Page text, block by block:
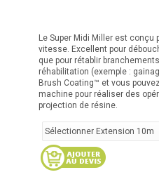
Le Super Midi Miller est conçu
vitesse. Excellent pour
que pour rétablir
réhabilitation (exemple :
Brush Coating™ et vous
machine pour réaliser des
projection de résine.